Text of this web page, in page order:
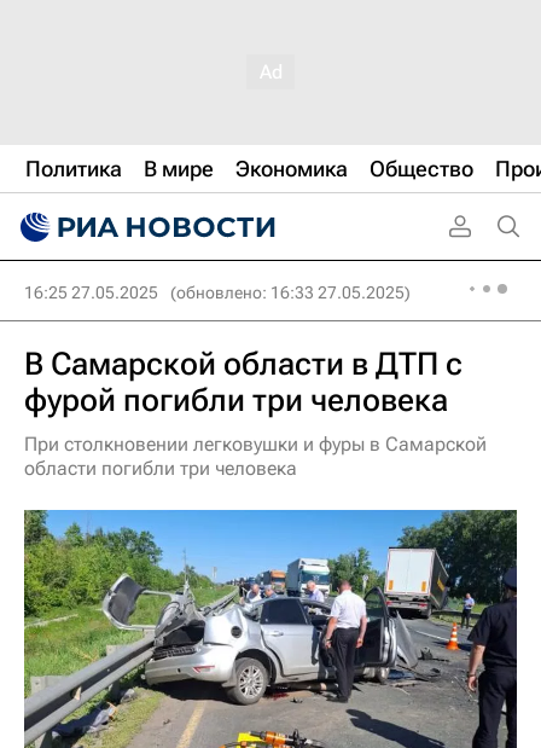
Политика В мире Экономика Общество
16:25 27.05.2025 (обновлено: 16:33 27.05.2025)
В Самарской области в ДТП с
фурой погибли три человека
При столкновении легковушки и фуры в Самарской
области погибли три человека